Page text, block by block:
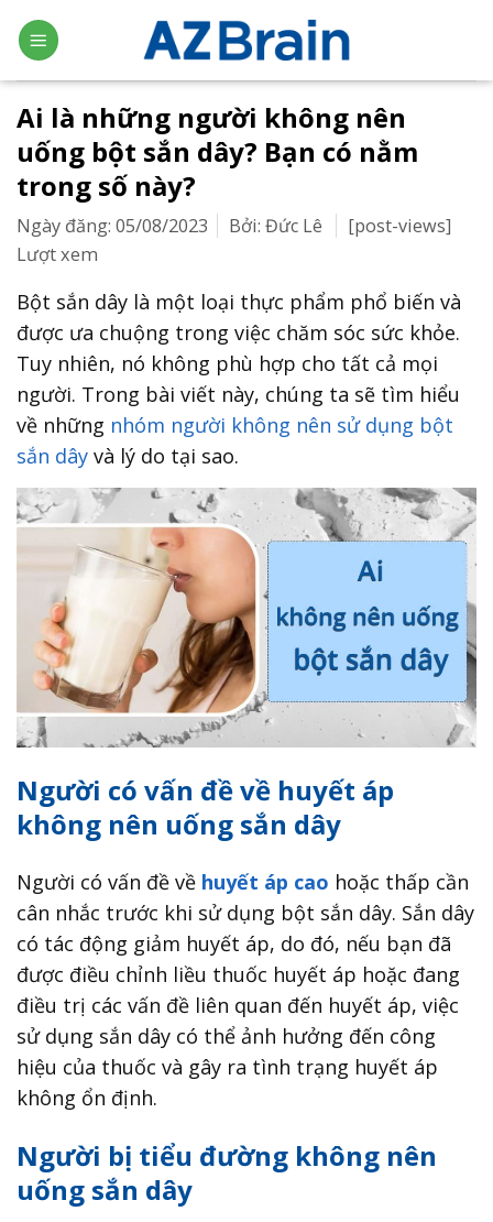
Skip
to
content
Ai là những người không nên
uống bột sắn dây? Bạn có nằm
trong số này?
Ngày đăng: 05/08/2023 Bởi: Đức Lê
[post-views]
Lượt xem
Bột sắn dây là một loại thực phẩm phổ biến và
được ưa chuộng trong việc chăm sóc sức khỏe.
Tuy nhiên, nó không phù hợp cho tất cả mọi
người. Trong bài viết này, chúng ta sẽ tìm hiểu
về những nhóm người không nên sử dụng bột
sắn dây và lý do tại sao.
Người có vấn đề về huyết áp
không nên uống sắn dây
Người có vấn đề về huyết áp cao hoặc thấp cần
cân nhắc trước khi sử dụng bột sắn dây. Sắn dây
có tác động giảm huyết áp, do đó, nếu bạn đã
được điều chỉnh liều thuốc huyết áp hoặc đang
điều trị các vấn đề liên quan đến huyết áp, việc
sử dụng sắn dây có thể ảnh hưởng đến công
hiệu của thuốc và gây ra tình trạng huyết áp
không ổn định.
Người bị tiểu đường không nên
uống sắn dây